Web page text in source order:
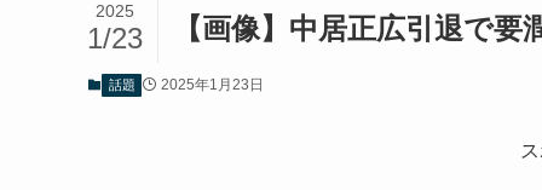
【画像】中居正広引退で
2025
1/23
話題 2025年1月23日